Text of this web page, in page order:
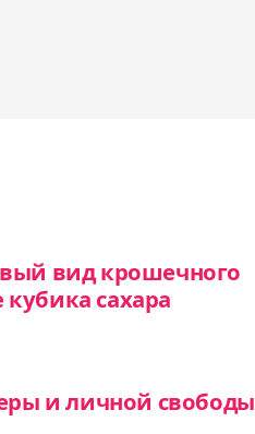
вид крошечного
сахара
и личной свободы